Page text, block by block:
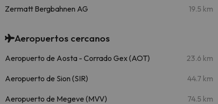
Zermatt Bergbahnen AG 19.5 km
Aeropuertos cercanos
Aeropuerto de Aosta - Corrado Gex (AOT) 23.6 km
Aeropuerto de Sion (SIR) 44.7 km
Aeropuerto de Megeve (MVV) 74.5 km